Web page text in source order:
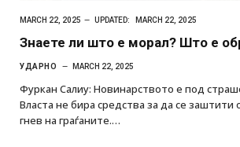
MARCH 22, 2025 UPDATED: MARCH 22, 2025
Знаете ли што е морал? Што е
УДАРНО MARCH 22, 2025
Фуркан Салиу: Новинарството е под
Власта не бира средства за да се
гнев на граѓаните.…